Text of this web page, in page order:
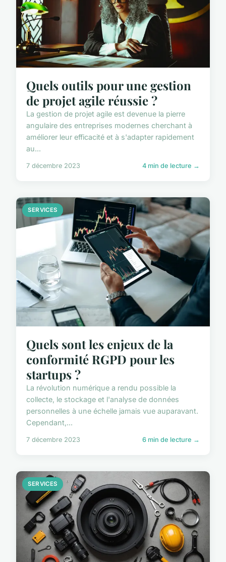
Quels outils pour une gestion
de projet agile réussie ?
La gestion de projet agile est devenue la pierre
angulaire des entreprises modernes cherchant à
améliorer leur efficacité et à s'adapter rapidement
au...
7 décembre 2023 4 min de lecture →
SERVICES
Quels sont les enjeux de la
conformité RGPD pour les
startups ?
La révolution numérique a rendu possible la
collecte, le stockage et l'analyse de données
personnelles à une échelle jamais vue auparavant.
Cependant,...
7 décembre 2023 6 min de lecture →
SERVICES